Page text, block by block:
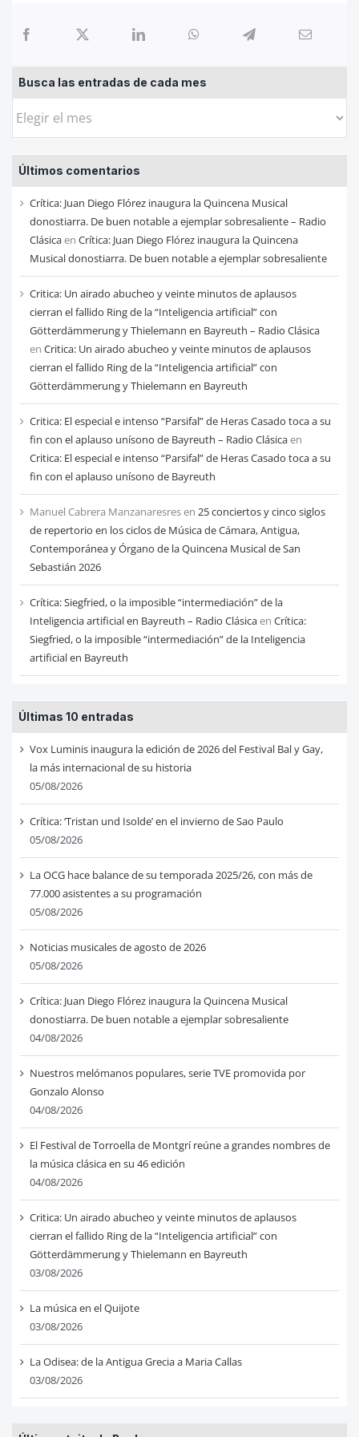
Busca las entradas de cada mes
Busca
entradas
de
cada
mes
Últimos comentarios
Crítica: Juan Diego Flórez inaugura la Quincena Musical
donostiarra. De buen notable a ejemplar sobresaliente – Radio
Clásicaen Crítica: Juan Diego Flórez inaugura la Quincena
Musical donostiarra. De buen notable a ejemplar sobresaliente
Critica: Un airado abucheo y veinte minutos de aplausos
cierran el fallido Ring de la “Inteligencia artificial” con
Götterdämmerung y Thielemann en Bayreuth – Radio Clásica
en Critica: Un airado abucheo y veinte minutos de aplausos
cierran el fallido Ring de la “Inteligencia artificial” con
Götterdämmerung y Thielemann en Bayreuth
Critica: El especial e intenso “Parsifal” de Heras Casado toca a su
fin con el aplauso unísono de Bayreuth – Radio Clásicaen
Critica: El especial e intenso “Parsifal” de Heras Casado toca a su
fin con el aplauso unísono de Bayreuth
Manuel Cabrera Manzanaresresen 25 conciertos y cinco siglos
de repertorio en los ciclos de Música de Cámara, Antigua,
Contemporánea y Órgano de la Quincena Musical de San
Sebastián 2026
Crítica: Siegfried, o la imposible “intermediación” de la
Inteligencia artificial en Bayreuth – Radio Clásicaen Crítica:
Siegfried, o la imposible “intermediación” de la Inteligencia
artificial en Bayreuth
Últimas 10 entradas
Vox Luminis inaugura la edición de 2026 del Festival Bal y Gay,
la más internacional de su historia
05/08/2026
Crítica: ‘Tristan und Isolde’ en el invierno de Sao Paulo
05/08/2026
La OCG hace balance de su temporada 2025/26, con más de
77.000 asistentes a su programación
05/08/2026
Noticias musicales de agosto de 2026
05/08/2026
Crítica: Juan Diego Flórez inaugura la Quincena Musical
donostiarra. De buen notable a ejemplar sobresaliente
04/08/2026
Nuestros melómanos populares, serie TVE promovida por
Gonzalo Alonso
04/08/2026
El Festival de Torroella de Montgrí reúne a grandes nombres de
la música clásica en su 46 edición
04/08/2026
Critica: Un airado abucheo y veinte minutos de aplausos
cierran el fallido Ring de la “Inteligencia artificial” con
Götterdämmerung y Thielemann en Bayreuth
03/08/2026
La música en el Quijote
03/08/2026
La Odisea: de la Antigua Grecia a Maria Callas
03/08/2026